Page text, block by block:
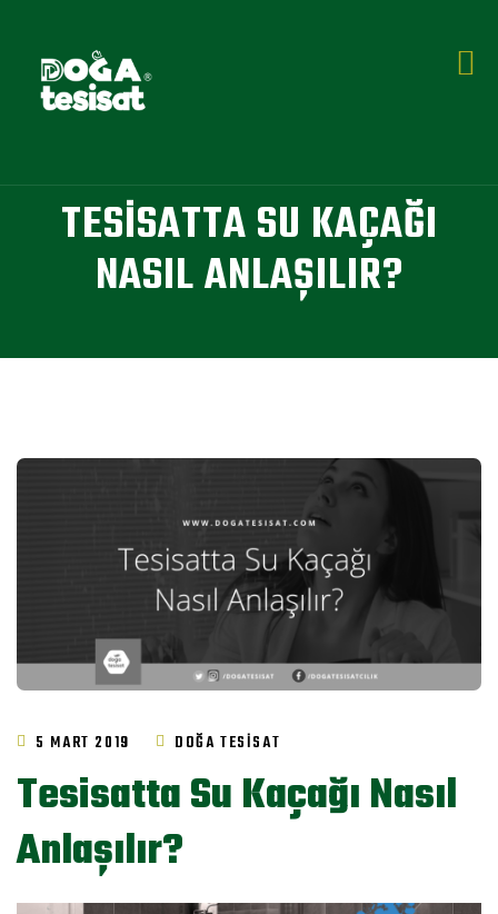
TESISATTA SU KAÇAĞI
NASIL ANLAŞILIR?
5 MART 2019 DOĞA TESISAT
Tesisatta Su Kaçağı Nasıl
Anlaşılır?